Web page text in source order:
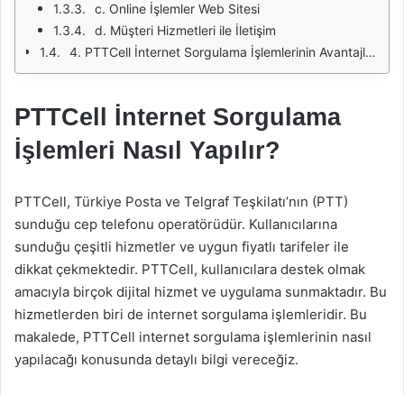
c. Online İşlemler Web Sitesi
d. Müşteri Hizmetleri ile İletişim
4. PTTCell İnternet Sorgulama İşlemlerinin Avantajları
PTTCell İnternet Sorgulama
İşlemleri Nasıl Yapılır?
PTTCell, Türkiye Posta ve Telgraf Teşkilatı’nın (PTT)
sunduğu cep telefonu operatörüdür. Kullanıcılarına
sunduğu çeşitli hizmetler ve uygun fiyatlı tarifeler ile
dikkat çekmektedir. PTTCell, kullanıcılara destek olmak
amacıyla birçok dijital hizmet ve uygulama sunmaktadır. Bu
hizmetlerden biri de internet sorgulama işlemleridir. Bu
makalede, PTTCell internet sorgulama işlemlerinin nasıl
yapılacağı konusunda detaylı bilgi vereceğiz.